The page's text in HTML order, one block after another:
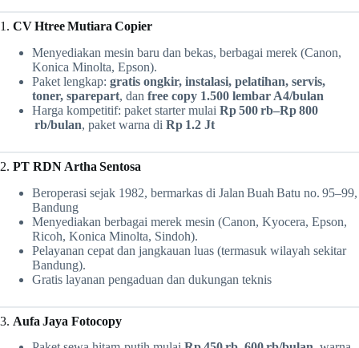
1. CV Htree Mutiara Copier
Menyediakan mesin baru dan bekas, berbagai merek (Canon,
Konica Minolta, Epson).
Paket lengkap: gratis ongkir, instalasi, pelatihan, servis,
toner, sparepart, dan free copy 1.500 lembar A4/bulan
Harga kompetitif: paket starter mulai Rp 500 rb–Rp 800
rb/bulan, paket warna di Rp 1.2 Jt
2. PT RDN Artha Sentosa
Beroperasi sejak 1982, bermarkas di Jalan Buah Batu no. 95–99,
Bandung
Menyediakan berbagai merek mesin (Canon, Kyocera, Epson,
Ricoh, Konica Minolta, Sindoh).
Pelayanan cepat dan jangkauan luas (termasuk wilayah sekitar
Bandung).
Gratis layanan pengaduan dan dukungan teknis
3. Aufa Jaya Fotocopy